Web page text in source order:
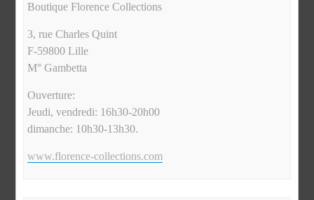
Boutique Florence Collections
3, rue Charles Quint
F-59800 Lille
M° Gambetta
Ouverture:
Jeudi, vendredi: 16h30-20h00
dimanche: 10h30-13h30.
www.florence-collections.com